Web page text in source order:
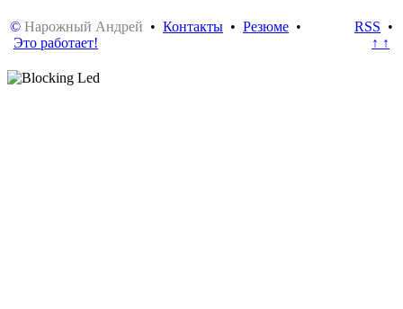
© Нарожный Андрей • Контакты • Резюме •
Это работает!
RSS •
↑ ↑